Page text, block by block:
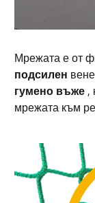
Мрежата е от
подсилен
гумено въже,
мрежата към